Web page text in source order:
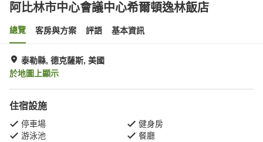
阿比林市中心會議中心希爾頓逸林飯店
總覽 客房與方案 評語 基本資訊
泰勒縣, 德克薩斯, 美國
於地圖上顯示
住宿設施
停車場
健身房
游泳池
餐廳